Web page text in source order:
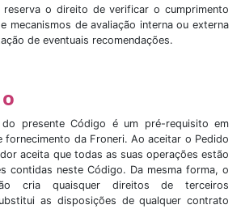
o direito de verificar o cumprimento
mecanismos de avaliação interna ou externa
de eventuais recomendações.
presente Código é um pré-requisito em
da Froneri. Ao aceitar o Pedido
aceita que todas as suas operações estão
contidas neste Código. Da mesma forma, o
cria quaisquer direitos de terceiros
as disposições de qualquer contrato